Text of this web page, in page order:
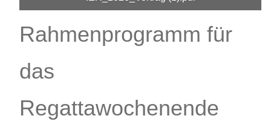
Rahmenprogramm für
das
Regattawochenende